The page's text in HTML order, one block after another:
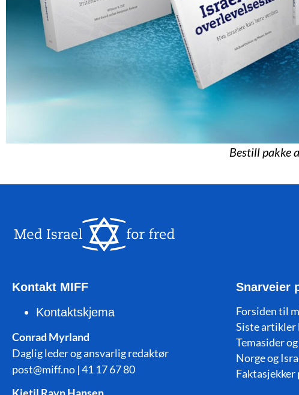
Bestill pakke
Kontakt MIFF
Kontaktskjema
Conrad Myrland
Daglig leder og ansvarlig redaktør
post@miff.no | 41 17 67 80
Snarveier
Forsiden til
Siste artikler
Temasider
Norge og
Faktasjekker